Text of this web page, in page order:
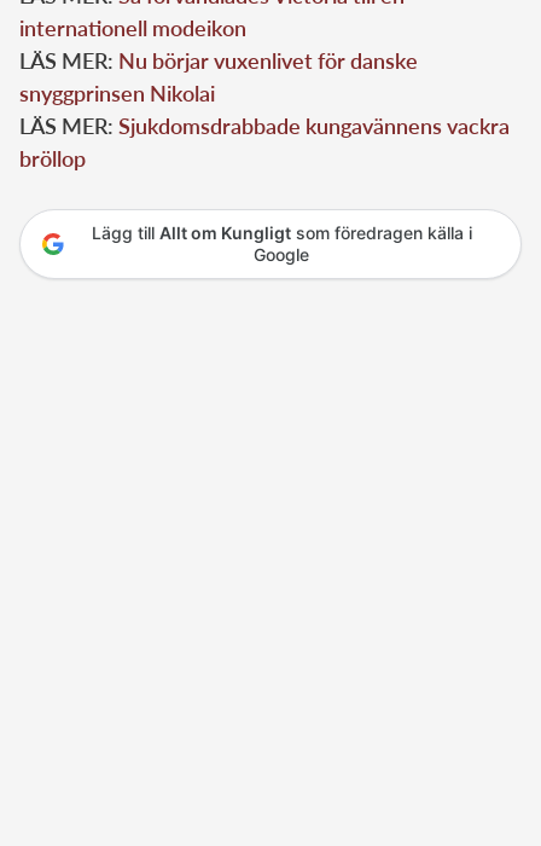
internationell modeikon
LÄS MER: Nu börjar vuxenlivet för danske
snyggprinsen Nikolai
LÄS MER: Sjukdomsdrabbade kungavännens vackra
bröllop
Lägg till Allt om Kungligtsom föredragen källa i
Google